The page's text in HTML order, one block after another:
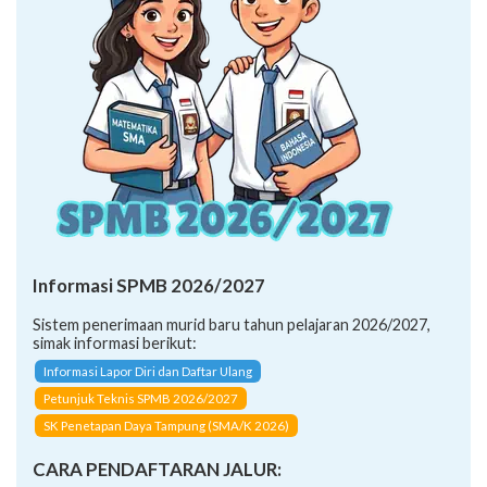
Informasi SPMB 2026/2027
Sistem penerimaan murid baru tahun pelajaran 2026/2027,
simak informasi berikut:
Informasi Lapor Diri dan Daftar Ulang
Petunjuk Teknis SPMB 2026/2027
SK Penetapan Daya Tampung (SMA/K 2026)
CARA PENDAFTARAN JALUR: